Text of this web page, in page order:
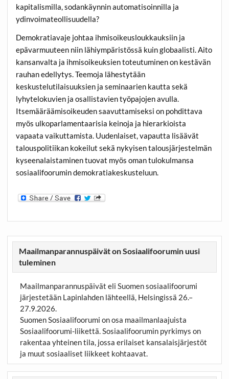
kapitalismilla, sodankäynnin automatisoinnilla ja
ydinvoimateollisuudella?
Demokratiavaje johtaa ihmisoikeusloukkauksiin ja
epävarmuuteen niin lähiympäristössä kuin globaalisti. Aito
kansanvalta ja ihmisoikeuksien toteutuminen on kestävän
rauhan edellytys. Teemoja lähestytään
keskustelutilaisuuksien ja seminaarien kautta sekä
lyhytelokuvien ja osallistavien työpajojen avulla.
Itsemääräämisoikeuden saavuttamiseksi on pohdittava
myös ulkoparlamentaarisia keinoja ja hierarkioista
vapaata vaikuttamista. Uudenlaiset, vapautta lisäävät
talouspolitiikan kokeilut sekä nykyisen talousjärjestelmän
kyseenalaistaminen tuovat myös oman tulokulmansa
sosiaalifoorumin demokratiakeskusteluun.
Maailmanparannuspäivät on Sosiaalifoorumin uusi
tuleminen
Maailmanparannuspäivät eli Suomen sosiaalifoorumi
järjestetään Lapinlahden lähteellä, Helsingissä 26.–
27.9.2026.
Suomen Sosiaalifoorumi on osa maailmanlaajuista
Sosiaalifoorumi-liikettä. Sosiaalifoorumin pyrkimys on
rakentaa yhteinen tila, jossa erilaiset kansalaisjärjestöt
ja muut sosiaaliset liikkeet kohtaavat.